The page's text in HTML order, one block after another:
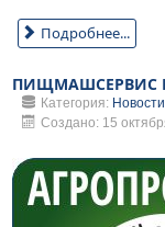
Подробнее...
ПИЩМАШСЕРВИС
Категория:
Создано: 15